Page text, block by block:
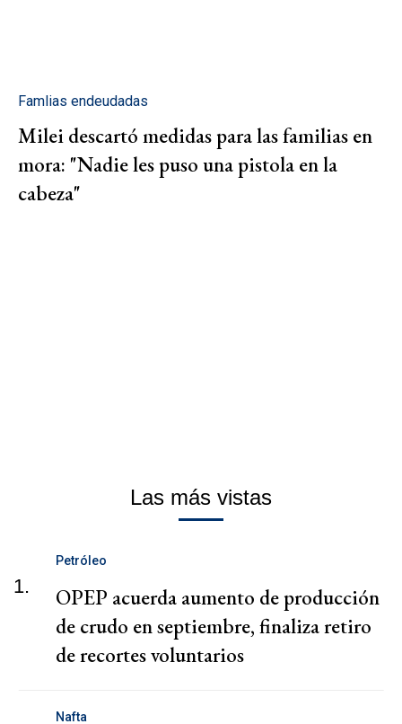
Famlias endeudadas
Milei descartó medidas para las familias en
mora: "Nadie les puso una pistola en la
cabeza"
Las más vistas
1.
Petróleo
OPEP acuerda aumento de producción
de crudo en septiembre, finaliza retiro
de recortes voluntarios
Nafta